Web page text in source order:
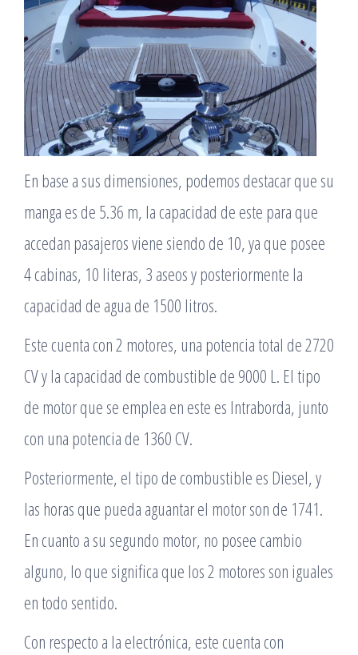
En base a sus dimensiones, podemos destacar que su
manga es de 5.36 m, la capacidad de este para que
accedan pasajeros viene siendo de 10, ya que posee
4 cabinas, 10 literas, 3 aseos y posteriormente la
capacidad de agua de 1500 litros.
Este cuenta con 2 motores, una potencia total de 2720
CV y la capacidad de combustible de 9000 L. El tipo
de motor que se emplea en este es Intraborda, junto
con una potencia de 1360 CV.
Posteriormente, el tipo de combustible es Diesel, y
las horas que pueda aguantar el motor son de 1741.
En cuanto a su segundo motor, no posee cambio
alguno, lo que significa que los 2 motores son iguales
en todo sentido.
Con respecto a la electrónica, este cuenta con